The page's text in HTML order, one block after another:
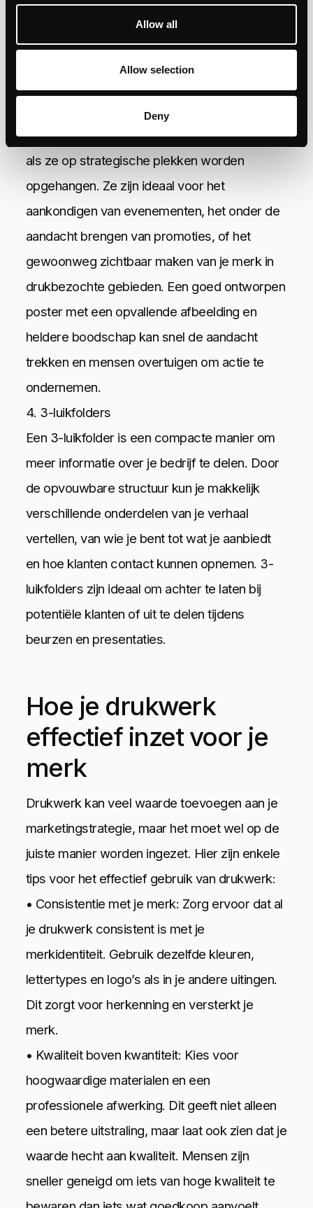
Allow all
Allow selection
Deny
brochures in cafés, winkels of wachtkamers.
Posters kunnen grote impact maken, vooral
als ze op strategische plekken worden
opgehangen. Ze zijn ideaal voor het
aankondigen van evenementen, het onder de
aandacht brengen van promoties, of het
gewoonweg zichtbaar maken van je merk in
drukbezochte gebieden. Een goed ontworpen
poster met een opvallende afbeelding en
heldere boodschap kan snel de aandacht
trekken en mensen overtuigen om actie te
ondernemen.
4. 3-luikfolders
Een 3-luikfolder is een compacte manier om
meer informatie over je bedrijf te delen. Door
de opvouwbare structuur kun je makkelijk
verschillende onderdelen van je verhaal
vertellen, van wie je bent tot wat je aanbiedt
en hoe klanten contact kunnen opnemen. 3-
luikfolders zijn ideaal om achter te laten bij
potentiële klanten of uit te delen tijdens
beurzen en presentaties.
Hoe je drukwerk
effectief inzet voor je
merk
Drukwerk kan veel waarde toevoegen aan je
marketingstrategie, maar het moet wel op de
juiste manier worden ingezet. Hier zijn enkele
tips voor het effectief gebruik van drukwerk:
• Consistentie met je merk: Zorg ervoor dat al
je drukwerk consistent is met je
merkidentiteit. Gebruik dezelfde kleuren,
lettertypes en logo’s als in je andere uitingen.
Dit zorgt voor herkenning en versterkt je
merk.
• Kwaliteit boven kwantiteit: Kies voor
hoogwaardige materialen en een
professionele afwerking. Dit geeft niet alleen
een betere uitstraling, maar laat ook zien dat je
waarde hecht aan kwaliteit. Mensen zijn
sneller geneigd om iets van hoge kwaliteit te